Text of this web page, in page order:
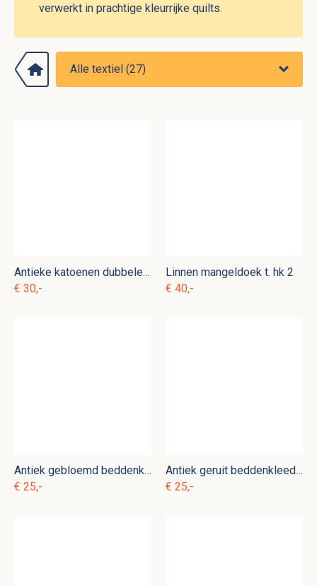
verwerkt in prachtige kleurrijke quilts.
Antieke katoenen dubbele kussensloop t. b 16
€ 30,-
Linnen mangeldoek t. hk 2
€ 40,-
Antiek gebloemd beddenkleed t. b 4
€ 25,-
Antiek geruit beddenkleed t. b 12
€ 25,-